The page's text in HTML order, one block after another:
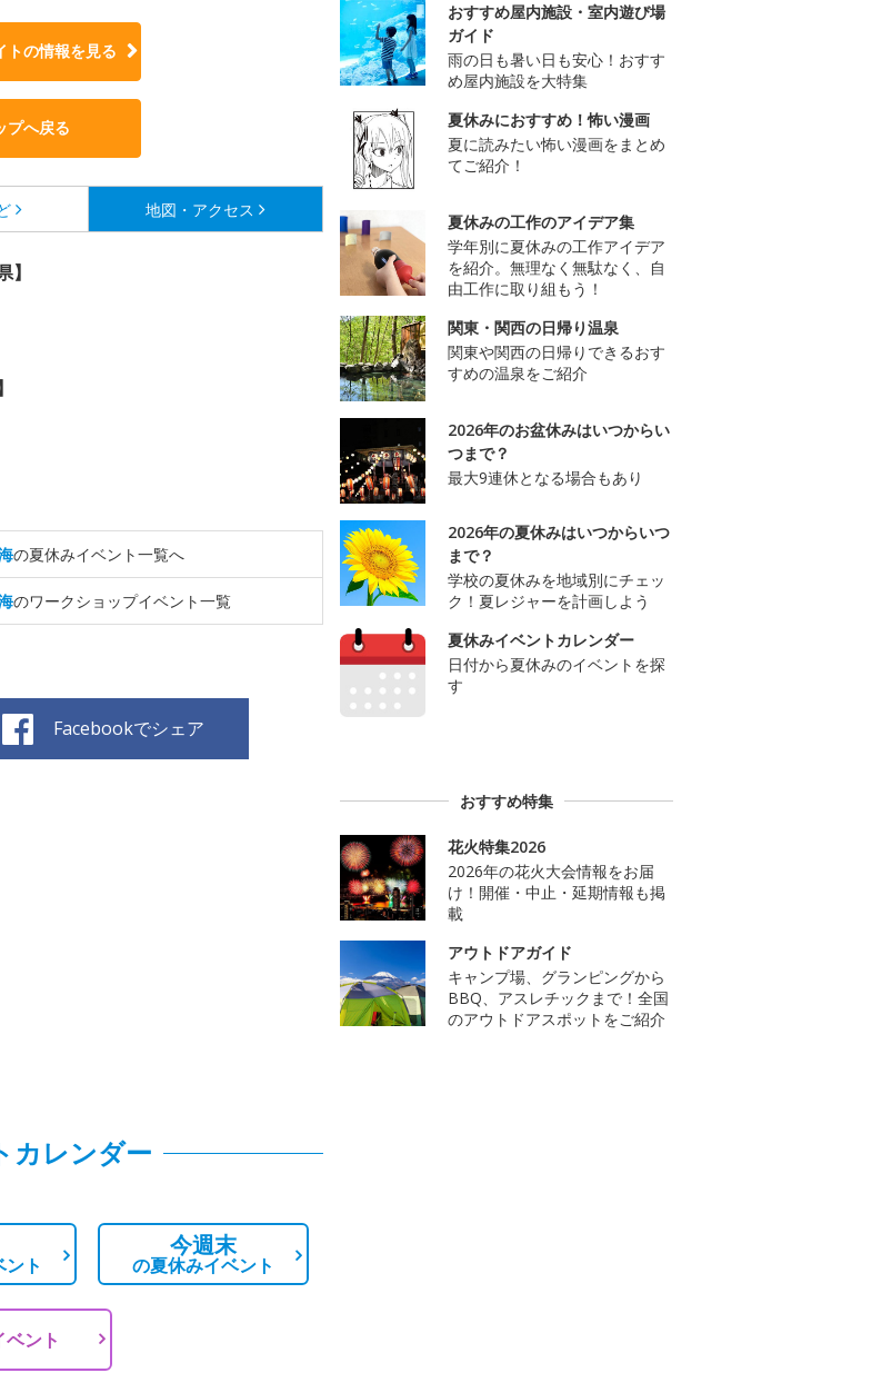
トの情報を見る
プへ戻る
地図・アクセス
の夏休みイベント一覧へ
のワークショップイベント一覧
Facebookでシェア
カレンダー
ト
今週末
の夏休みイベント
ベント
おすすめ屋内施設・室内遊び場
ガイド
雨の日も暑い日も安心！おすす
め屋内施設を大特集
夏休みにおすすめ！怖い漫画
夏に読みたい怖い漫画をまとめ
てご紹介！
夏休みの工作のアイデア集
学年別に夏休みの工作アイデア
を紹介。無理なく無駄なく、自
由工作に取り組もう！
関東・関西の日帰り温泉
関東や関西の日帰りできるおす
すめの温泉をご紹介
2026年のお盆休みはいつからい
つまで？
最大9連休となる場合もあり
2026年の夏休みはいつからいつ
まで？
学校の夏休みを地域別にチェッ
ク！夏レジャーを計画しよう
夏休みイベントカレンダー
日付から夏休みのイベントを探
す
おすすめ特集
花火特集2026
2026年の花火大会情報をお届
け！開催・中止・延期情報も掲
載
アウトドアガイド
キャンプ場、グランピングから
BBQ、アスレチックまで！全国
のアウトドアスポットをご紹介